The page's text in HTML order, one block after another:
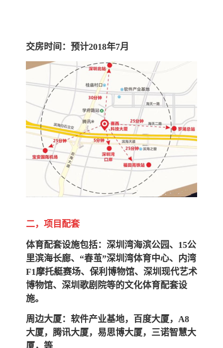
交房时间：预计2018年7月
二，项目配套
体育配套设施包括：深圳湾海滨公园、15公
里滨海长廊、“春茧”深圳湾体育中心、内湾
F1摩托艇赛场、保利博物馆、深圳现代艺术
博物馆、深圳歌剧院等的文化体育配套设
施。
周边大厦：软件产业基地，百度大厦，A8
大厦，腾讯大厦，易思博大厦，三诺智慧大